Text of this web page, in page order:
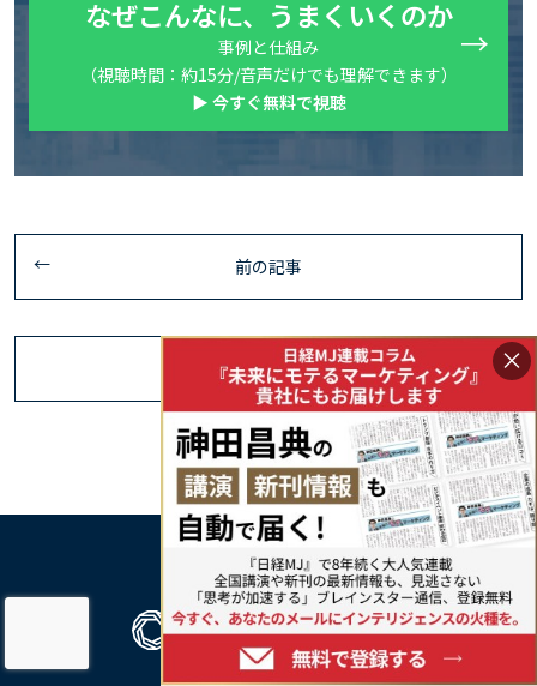
なぜこんなに、うまくいくのか
事例と仕組み
（視聴時間：約15分/音声だけでも理解できます）
▶ 今すぐ無料で視聴
前の記事
次の記事 ×